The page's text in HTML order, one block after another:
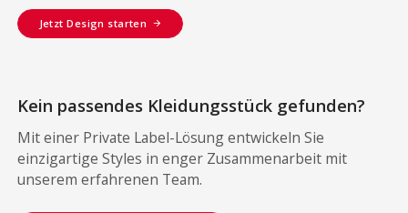
Jetzt Design starten
Kein passendes Kleidungsstück gefunden?
Mit einer Private Label-Lösung entwickeln Sie
einzigartige Styles in enger Zusammenarbeit mit
unserem erfahrenen Team.